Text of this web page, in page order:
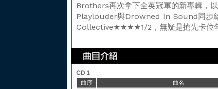
Brothers再次拿下全英冠軍的新專輯，
Playlouder與Drowned In Sound同
Collective★★★★1/2，無疑是搶先卡位
CD 1
曲序
曲名